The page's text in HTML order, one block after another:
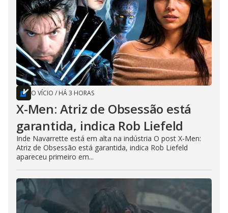
O VÍCIO / HÁ 3 HORAS
X-Men: Atriz de Obsessão está
garantida, indica Rob Liefeld
Inde Navarrette está em alta na indústria O post X-Men:
Atriz de Obsessão está garantida, indica Rob Liefeld
apareceu primeiro em...